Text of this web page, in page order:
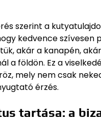
szerint a
kedvence szívesen
akár a kanapén,
a földön. Ez a
mely nem csak
érzés.
tartása: a